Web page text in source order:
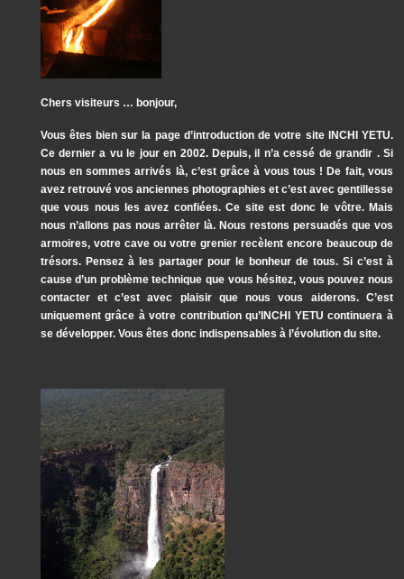
Chers visiteurs … bonjour,
Vous êtes bien sur la page d’introduction de votre site INCHI YETU.
Ce dernier a vu le jour en 2002. Depuis, il n’a cessé de grandir . Si
nous en sommes arrivés là, c’est grâce à vous tous ! De fait, vous
avez retrouvé vos anciennes photographies et c’est avec gentillesse
que vous nous les avez confiées. Ce site est donc le vôtre. Mais
nous n’allons pas nous arrêter là. Nous restons persuadés que vos
armoires, votre cave ou votre grenier recèlent encore beaucoup de
trésors. Pensez à les partager pour le bonheur de tous. Si c’est à
cause d’un problème technique que vous hésitez, vous pouvez nous
contacter et c’est avec plaisir que nous vous aiderons. C’est
uniquement grâce à votre contribution qu’INCHI YETU continuera à
se développer. Vous êtes donc indispensables à l’évolution du site.